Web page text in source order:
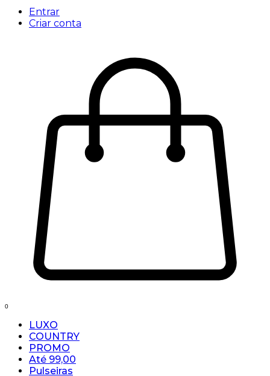
Entrar
Criar conta
0
LUXO
COUNTRY
PROMO
Até 99,00
Pulseiras